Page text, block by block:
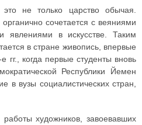
не только царство обычая.
сочетается с веяниями
в искусстве. Таким
в стране живопись, впервые
гг., когда первые студенты вновь
Республики Йемен
в вузы социалистических стран,
художников, завоевавших